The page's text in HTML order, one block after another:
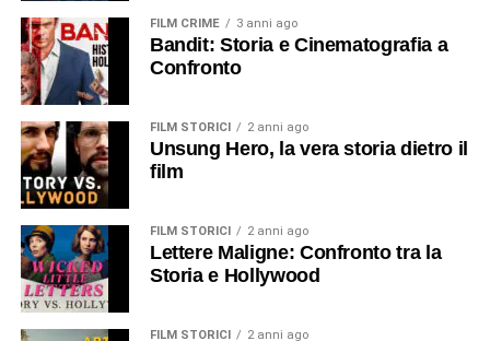
FILM CRIME 3 anni ago
Bandit: Storia e Cinematografia a
Confronto
FILM STORICI 2 anni ago
Unsung Hero, la vera storia dietro il
film
FILM STORICI 2 anni ago
Lettere Maligne: Confronto tra la
Storia e Hollywood
FILM STORICI 2 anni ago